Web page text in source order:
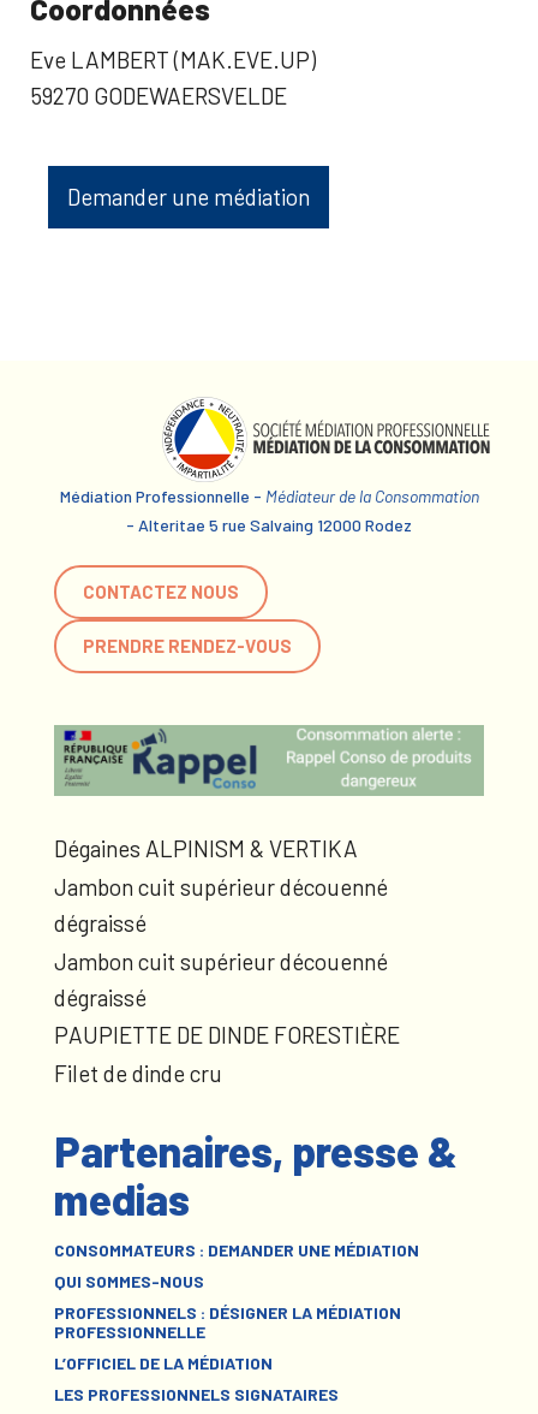
Coordonnées
Eve LAMBERT (MAK.EVE.UP)
59270 GODEWAERSVELDE
Demander une médiation
Médiation Professionnelle - Médiateur de la Consommation
- Alteritae 5 rue Salvaing 12000 Rodez
CONTACTEZ NOUS
PRENDRE RENDEZ-VOUS
Dégaines ALPINISM & VERTIKA
Jambon cuit supérieur découenné
dégraissé
Jambon cuit supérieur découenné
dégraissé
PAUPIETTE DE DINDE FORESTIÈRE
Filet de dinde cru
Partenaires, presse &
medias
CONSOMMATEURS : DEMANDER UNE MÉDIATION
QUI SOMMES-NOUS
PROFESSIONNELS : DÉSIGNER LA MÉDIATION
PROFESSIONNELLE
L’OFFICIEL DE LA MÉDIATION
LES PROFESSIONNELS SIGNATAIRES